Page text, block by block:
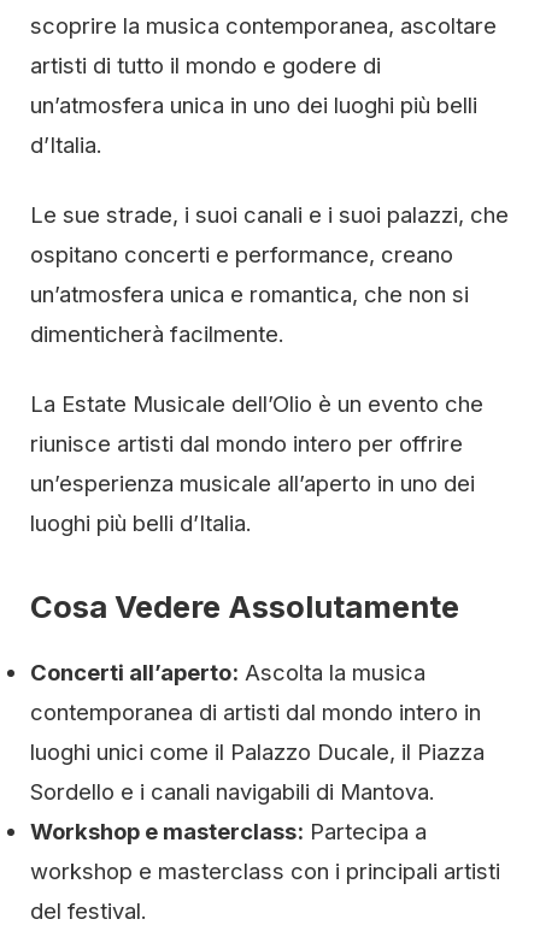
scoprire la musica contemporanea, ascoltare
artisti di tutto il mondo e godere di
un’atmosfera unica in uno dei luoghi più belli
d’Italia.
Le sue strade, i suoi canali e i suoi palazzi, che
ospitano concerti e performance, creano
un’atmosfera unica e romantica, che non si
dimenticherà facilmente.
La Estate Musicale dell’Olio è un evento che
riunisce artisti dal mondo intero per offrire
un’esperienza musicale all’aperto in uno dei
luoghi più belli d’Italia.
Cosa Vedere Assolutamente
Concerti all’aperto: Ascolta la musica
contemporanea di artisti dal mondo intero in
luoghi unici come il Palazzo Ducale, il Piazza
Sordello e i canali navigabili di Mantova.
Workshop e masterclass: Partecipa a
workshop e masterclass con i principali artisti
del festival.